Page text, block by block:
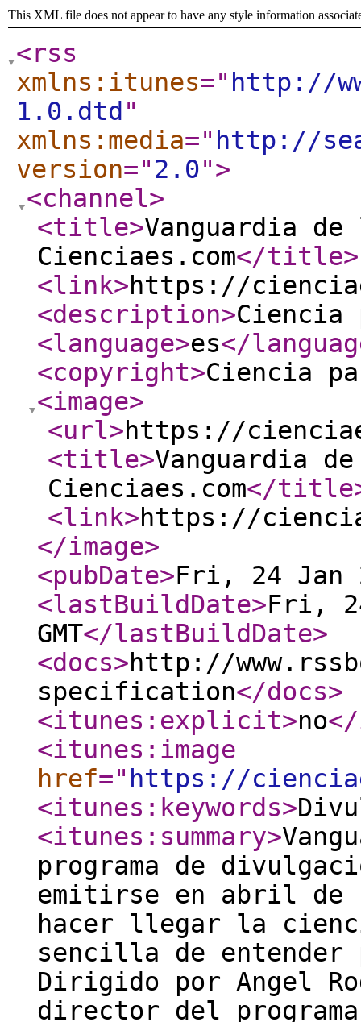
This XML file does not appear to have any style information
<rss
xmlns:itunes=" http://
1.0.dtd "
xmlns:media=" http://
version="2.0">
<channel>
<title>Vanguardia
Cienciaes.com</title>
<link>https://
<description>Ciencia
<language>es</
<copyright>Ciencia
<image>
<url>https://
<title>Vanguardia
Cienciaes.com</title
<link>https://
</image>
<pubDate>Fri, 24 Jan
<lastBuildDate>Fri,
GMT</lastBuildDate>
<docs>http://
specification</docs>
<itunes:explicit>no
<itunes:image
href=" https://
<itunes:keywords>
<itunes:summary>
programa de
emitirse en abril de
hacer llegar la
sencilla de entender
Dirigido por Angel
director del